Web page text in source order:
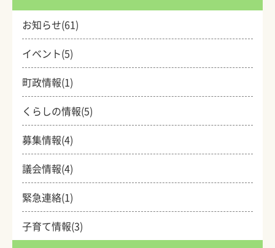
お知らせ(61)
イベント(5)
町政情報(1)
くらしの情報(5)
募集情報(4)
議会情報(4)
緊急連絡(1)
子育て情報(3)